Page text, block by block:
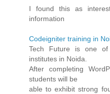
I found this as
information
Codeigniter training in
Tech Future is one of
institutes in Noida.
After completing
students will be
able to exhibit strong